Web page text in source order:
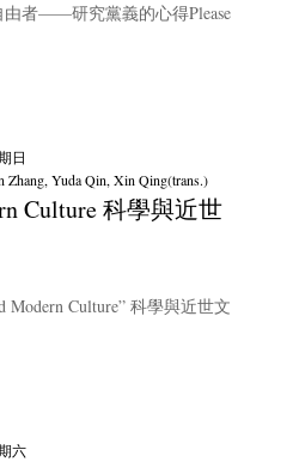
者——研究黨義的心得Please
Culture 科學與近世
日
Zhang, Yuda Qin, Xin Qing(trans.)
Modern Culture” 科學與近世文
六